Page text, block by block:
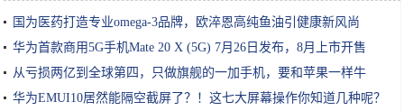
国为医药打造专业omega-3品牌，欧淬恩高纯鱼油引健康新风尚
华为首款商用5G手机Mate 20 X (5G) 7月26日发布，8月上市开售
从亏损两亿到全球第四，只做旗舰的一加手机，要和苹果一样牛
华为EMUI10居然能隔空截屏了？！这七大屏幕操作你知道几种呢？